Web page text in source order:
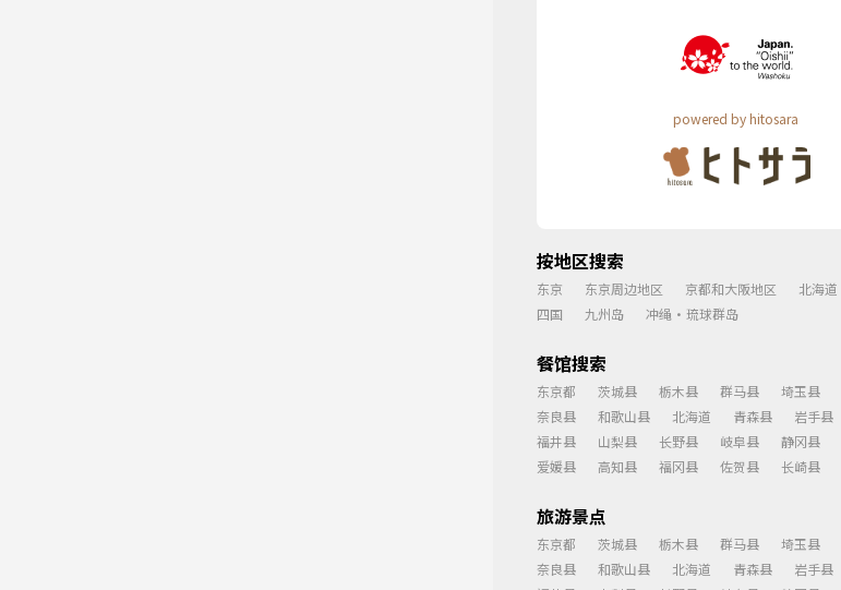
powered by hitosara
按地区搜索
东京 东京周边地区 京都和大阪地区 北海道
四国
九州岛 冲绳・琉球群岛
餐馆搜索
东京都 茨城县 栃木县 群马县 埼玉县
奈良县
和歌山县 北海道 青森县 岩手县
福井县
山梨县 长野县 岐阜县 静冈县
爱媛县
高知县 福冈县 佐贺县 长崎县
旅游景点
东京都 茨城县 栃木县 群马县 埼玉县
奈良县
和歌山县 北海道 青森县 岩手县